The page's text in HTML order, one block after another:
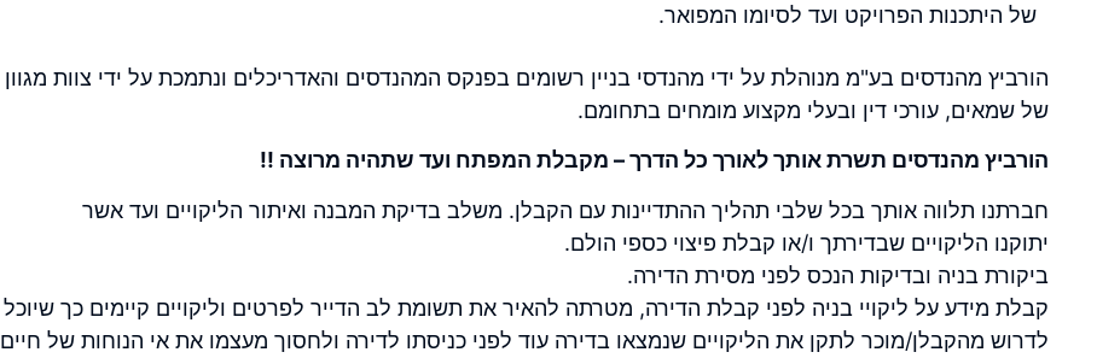
של היתכנות הפרויקט ועד לסיומו המפואר.
הורביץ מהנדסים בע"מ מנוהלת על ידי מהנדסי בניין רשומים בפנקס המהנדסים והאדריכלים ונתמכת על ידי צוות מגוון
של שמאים, עורכי דין ובעלי מקצוע מומחים בתחומם.
הורביץ מהנדסים תשרת אותך לאורך כל הדרך – מקבלת המפתח ועד שתהיה מרוצה !!
חברתנו תלווה אותך בכל שלבי תהליך ההתדיינות עם הקבלן. משלב בדיקת המבנה ואיתור הליקויים ועד אשר
יתוקנו הליקויים שבדירתך ו/או קבלת פיצוי כספי הולם.
ביקורת בניה ובדיקות הנכס לפני מסירת הדירה.
קבלת מידע על ליקויי בניה לפני קבלת הדירה, מטרתה להאיר את תשומת לב הדייר לפרטים וליקויים קיימים כך שיוכל
לדרוש מהקבלן/מוכר לתקן את הליקויים שנמצאו בדירה עוד לפני כניסתו לדירה ולחסוך מעצמו את אי הנוחות של חיים